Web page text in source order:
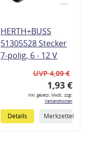
HERTH+BUSS
51305528 Stecker
7-polig, 6 - 12 V
UVP 4,09 €
1,93 €
inkl. gesetzl. MwSt., zzgl.
Versandkosten
Details Merkzettel